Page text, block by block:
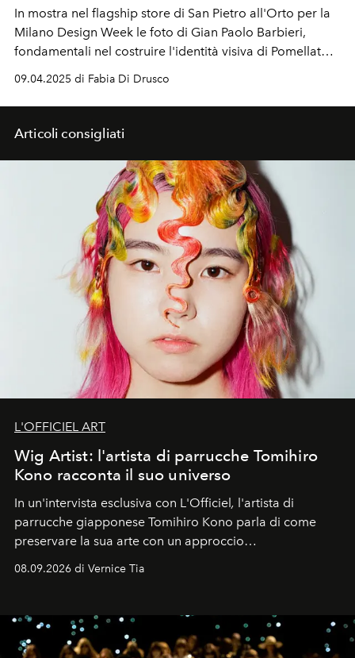
In mostra nel flagship store di San Pietro all'Orto per la
Milano Design Week le foto di Gian Paolo Barbieri,
fondamentali nel costruire l'identità visiva di Pomellato
negli anni '70/'80. E i nuovi gioielli della collezione
09.04.2025 di Fabia Di Drusco
Articoli consigliati
L'OFFICIEL ART
Wig Artist: l'artista di parrucche Tomihiro
Kono racconta il suo universo
In un'intervista esclusiva con L'Officiel , l'artista di
parrucche giapponese Tomihiro Kono parla di come
preservare la sua arte con un approccio
contemporaneo.
08.09.2026 di Vernice Tia